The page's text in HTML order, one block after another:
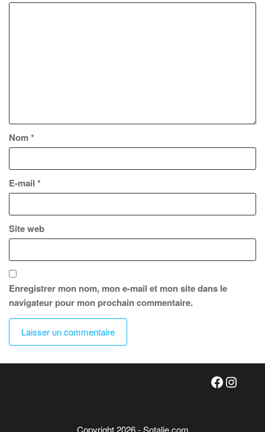
Nom*
E-mail *
Site web
Enregistrer mon nom, mon e-mail et mon site dans le
navigateur pour mon prochain commentaire.
Copyright 2026 - Sotalie.com